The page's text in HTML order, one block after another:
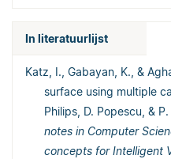
In literatuurlijst
Katz, I., Gabayan, K., &
surface using multiple
Philips, D. Popescu, &
notes in Computer
concepts for Intelligent